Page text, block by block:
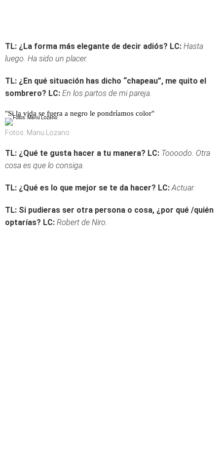
TL: ¿La forma más elegante de decir adiós? LC: Hasta
luego. Ha sido un placer.
TL: ¿En qué situación has dicho “chapeau”, me quito el
sombrero? LC: En los partos de mi pareja.
"Si la vida se fuera a negro le pondríamos color"
Fotos: Manu Lozano
TL: ¿Qué te gusta hacer a tu manera? LC: Toooodo. Otra
cosa es que lo consiga.
TL: ¿Qué es lo que mejor se te da hacer? LC: Actuar.
TL: Si pudieras ser otra persona o cosa, ¿por qué /quién
optarías? LC: Robert de Niro.